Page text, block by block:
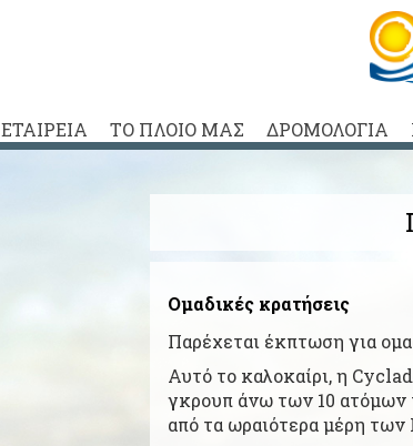
ΕΤΑΙΡΕΙΑ ΤΟ ΠΛΟΙΟ ΜΑΣ ΔΡΟΜΟΛΟΓΙΑ
Ομαδικές κρατήσεις
Παρέχεται έκπτωση για
Αυτό το καλοκαίρι, η
γκρουπ άνω των 10 ατόμων
από τα ωραιότερα μέρη των